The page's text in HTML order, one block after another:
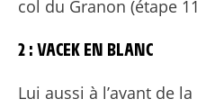
col du Granon (étape
2 : VACEK EN BLANC
Lui aussi à l’avant de